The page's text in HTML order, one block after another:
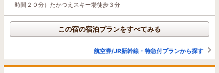
時間２０分）たかつえスキー場徒歩３分
この宿の宿泊プランをすべてみる
航空券/JR新幹線・特急付プランから探す